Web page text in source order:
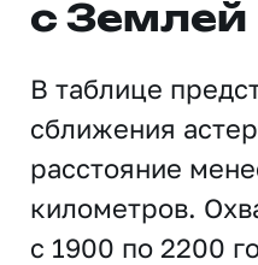
с Землей
В таблице
сближения
расстояние
километров.
с 1900 по 2200